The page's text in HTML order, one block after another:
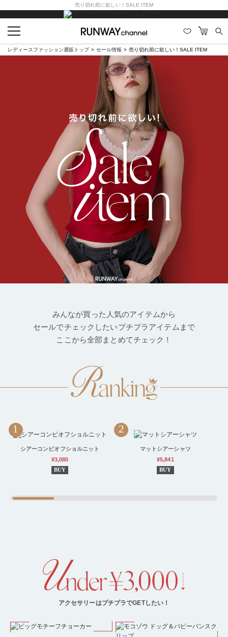
売り切れ前に欲しい！SALE ITEM
レディースファッション通販トップ セール情報 売り切れ前に欲しい！SALE ITEM
みんなが買った人気のアイテムから
セールでチェックしたいプチプラアイテムまで
ここから全部まとめてチェック！
1
シアーコンビオフショルニット
¥3,080
BUY
2
マットシアーシャツ
¥5,841
BUY
アクセサリーはプチプラでGETしたい！